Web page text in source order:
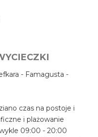
- Famagusta -
czas na postoje i
i plażowanie
09:00 - 20:00